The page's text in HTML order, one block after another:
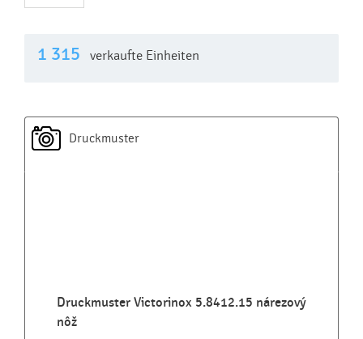
1 315 verkaufte Einheiten
Druckmuster
Druckmuster Victorinox 5.8412.15 nárezový
nôž